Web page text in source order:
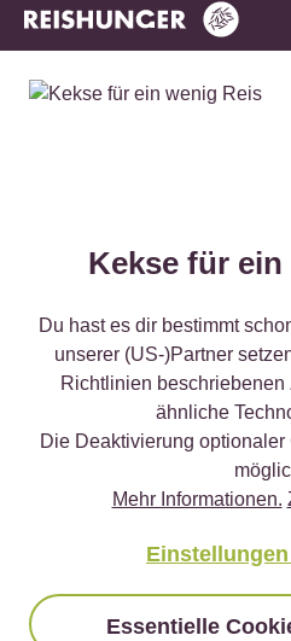
30 min Vegetarisch
Milchreis Bowl
Vegetarisch
40 min Vegetarisch
Kekse für
Du hast es dir bestimmt
unserer (US-)Partner
Richtlinien
ähnliche
Die Deaktivierung
Mehr Informationen.
Essentielle